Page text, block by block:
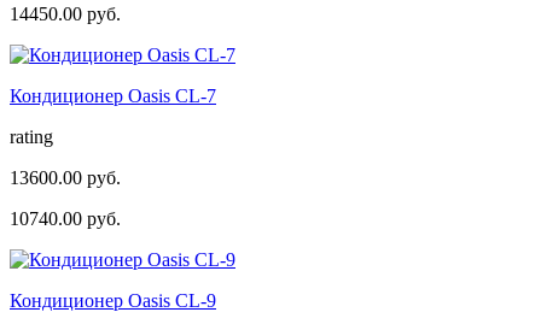
14450.00 руб.
Кондиционер Оasis CL-7
rating
13600.00 руб.
10740.00 руб.
Кондиционер Оasis CL-9